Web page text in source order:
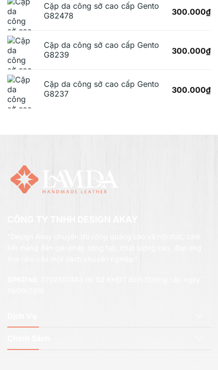
Cặp da công sở cao cấp Gento
G82478
300.000₫
Cặp da công sở cao cấp Gento
G8239
300.000₫
Cặp da công sở cao cấp Gento
G8237
300.000₫